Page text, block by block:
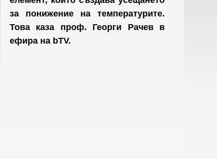
за понижение на температурите.
Това каза проф. Георги Рачев в
ефира на bTV.